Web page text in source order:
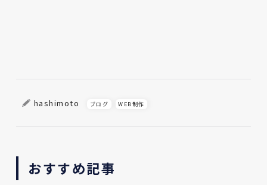
hashimoto ブログ WEB制作
おすすめ記事